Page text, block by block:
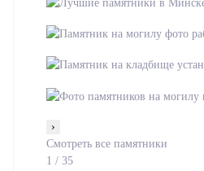
›
Смотреть все памятники
1 / 35